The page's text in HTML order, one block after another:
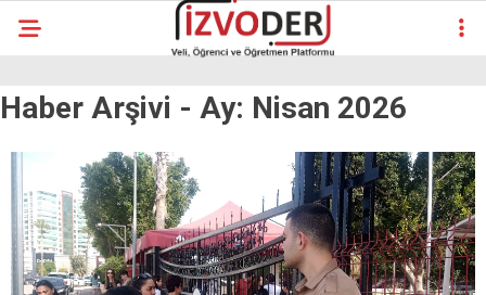
Haber Arşivi - Ay: Nisan 2026